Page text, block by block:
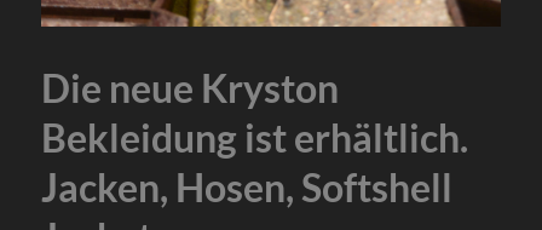
Die neue Kryston
Bekleidung ist erhältlich.
Jacken, Hosen, Softshell